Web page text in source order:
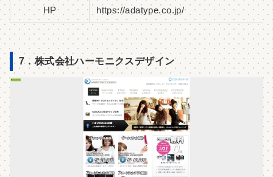
HP https://adatype.co.jp/
7．株式会社ハーモニクスデザイン